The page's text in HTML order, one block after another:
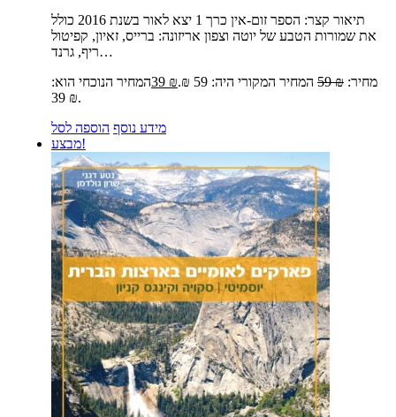
תיאור קצר:
הספר זום-אין כרך 1 יצא לאור בשנת 2016 כולל
את שמורות הטבע של יוטה וצפון אריזונה: ברייס, זאיון, קפיטול
ריף, גרנד…
מחיר:
59₪ המחיר המקורי היה: 59 ₪. 39 ₪
המחיר הנוכחי הוא:
39 ₪.
מידע נוסף הוספה לסל
מבצע!